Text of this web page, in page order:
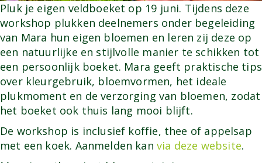
Pluk je eigen veldboeket op 19 juni. Tijdens deze
workshop plukken deelnemers onder begeleiding
van Mara hun eigen bloemen en leren zij deze op
een natuurlijke en stijlvolle manier te schikken tot
een persoonlijk boeket. Mara geeft praktische tips
over kleurgebruik, bloemvormen, het ideale
plukmoment en de verzorging van bloemen, zodat
het boeket ook thuis lang mooi blijft.
De workshop is inclusief koffie, thee of appelsap
met een koek. Aanmelden kanvia deze website.